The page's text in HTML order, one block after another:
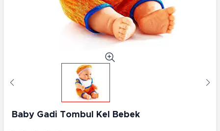
Baby Gadi Tombul Kel Bebek